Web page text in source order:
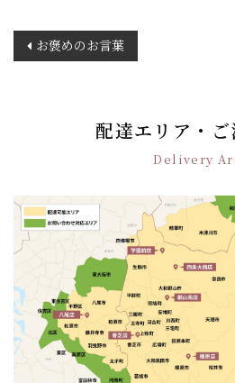
稿
ン
お褒めのお言葉
配達エリア・
Delivery